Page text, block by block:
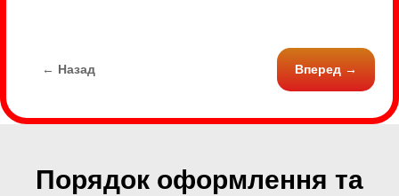
← Назад Вперед →
Порядок оформлення та